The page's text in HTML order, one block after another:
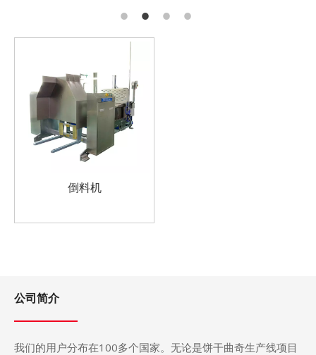
倒料机
公司简介
我们的用户分布在100多个国家。无论是饼干曲奇生产线项目